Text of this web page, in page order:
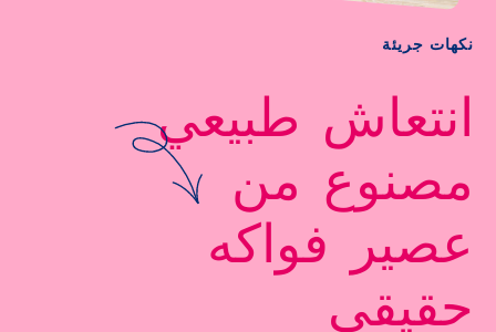
نكهات جريئة
انتعاش طبيعي
مصنوع من
عصير فواكه
حقيقي